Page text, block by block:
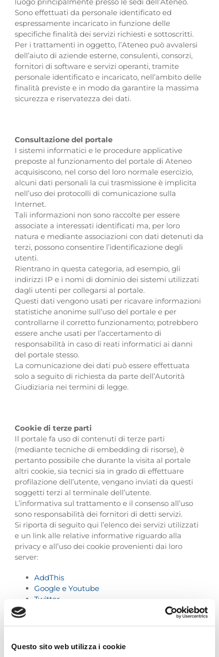
Questo sito web utilizza i cookie
Sono effettuati da personale identificato ed
espressamente incaricato in funzione delle
specifiche finalità dei servizi richiesti e sottoscritti.
Per i trattamenti in oggetto, l’Ateneo può avvalersi
dell’aiuto di aziende esterne, consulenti, consorzi,
fornitori di software e servizi operanti, tramite
personale identificato e incaricato, nell’ambito delle
finalità previste e in modo da garantire la massima
sicurezza e riservatezza dei dati.
Consultazione del portale
I sistemi informatici e le procedure applicative
preposte al funzionamento del portale di Ateneo
acquisiscono, nel corso del loro normale esercizio,
alcuni dati personali la cui trasmissione è implicita
nell’uso dei protocolli di comunicazione sulla
Internet.
Tali informazioni non sono raccolte per essere
associate a interessati identificati ma, per loro
natura e mediante associazioni con dati detenuti da
terzi, possono consentire l’identificazione degli
utenti.
Rientrano in questa categoria, ad esempio, gli
indirizzi IP e i nomi di dominio dei sistemi utilizzati
dagli utenti per collegarsi al portale.
Questi dati vengono usati per ricavare informazioni
statistiche anonime sull’uso del portale e per
controllarne il corretto funzionamento; potrebbero
essere anche usati per l’accertamento di
responsabilità in caso di reati informatici ai danni
del portale stesso.
La comunicazione dei dati può essere effettuata
solo a seguito di richiesta da parte dell’Autorità
Giudiziaria nei termini di legge.
Cookie di terze parti
Il portale fa uso di contenuti di terze parti
(mediante tecniche di embedding di risorse), è
pertanto possibile che durante la visita al portale
altri cookie, sia tecnici sia in grado di effettuare
profilazione dell’utente, vengano inviati da questi
soggetti terzi al terminale dell’utente.
L’informativa sul trattamento e il consenso all’uso
sono responsabilità dei fornitori di detti servizi.
Si riporta di seguito qui l’elenco dei servizi utilizzati
e un link alle relative informative riguardo alla
privacy e all’uso dei cookie provenienti dai loro
server:
AddThis
Google e Youtube
Twitter
Rifiuto dei cookie tramite impostazioni del